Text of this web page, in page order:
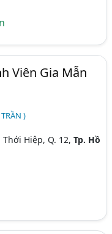
Viên Gia Mẫn
)
Thới Hiệp, Q. 12,Tp. Hồ